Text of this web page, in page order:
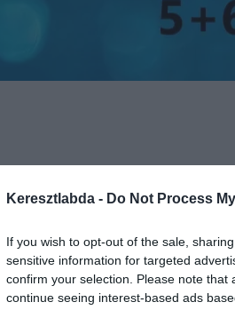
Keresztlabda - Do Not Process
If you wish to opt-out of the sale,
sensitive information for targeted
confirm your selection. Please note
continue seeing interest-based ads